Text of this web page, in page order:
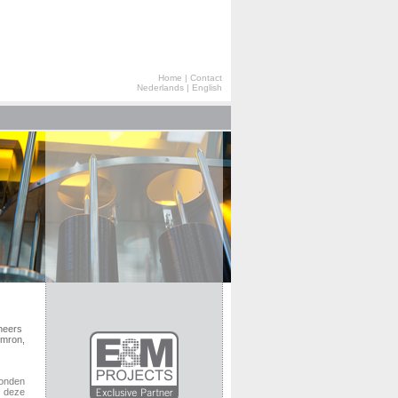
Home | Contact
Nederlands | English
deze